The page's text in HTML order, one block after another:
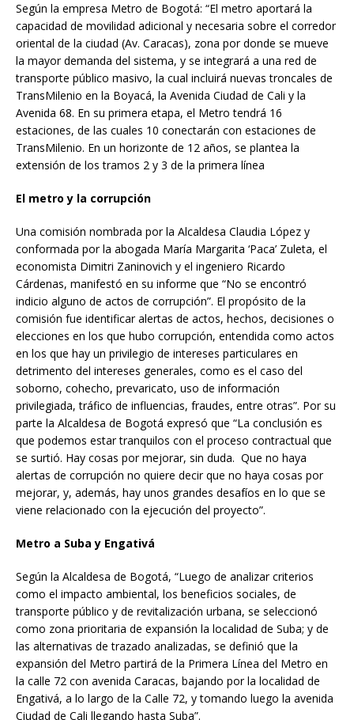
Según la empresa Metro de Bogotá: “El metro aportará la
capacidad de movilidad adicional y necesaria sobre el corredor
oriental de la ciudad (Av. Caracas), zona por donde se mueve
la mayor demanda del sistema, y se integrará a una red de
transporte público masivo, la cual incluirá nuevas troncales de
TransMilenio en la Boyacá, la Avenida Ciudad de Cali y la
Avenida 68. En su primera etapa, el Metro tendrá 16
estaciones, de las cuales 10 conectarán con estaciones de
TransMilenio. En un horizonte de 12 años, se plantea la
extensión de los tramos 2 y 3 de la primera línea
El metro y la corrupción
Una comisión nombrada por la Alcaldesa Claudia López y
conformada por la abogada María Margarita ‘Paca’ Zuleta, el
economista Dimitri Zaninovich y el ingeniero Ricardo
Cárdenas, manifestó en su informe que “No se encontró
indicio alguno de actos de corrupción”. El propósito de la
comisión fue identificar alertas de actos, hechos, decisiones o
elecciones en los que hubo corrupción, entendida como actos
en los que hay un privilegio de intereses particulares en
detrimento del intereses generales, como es el caso del
soborno, cohecho, prevaricato, uso de información
privilegiada, tráfico de influencias, fraudes, entre otras”. Por su
parte la Alcaldesa de Bogotá expresó que “La conclusión es
que podemos estar tranquilos con el proceso contractual que
se surtió. Hay cosas por mejorar, sin duda. Que no haya
alertas de corrupción no quiere decir que no haya cosas por
mejorar, y, además, hay unos grandes desafíos en lo que se
viene relacionado con la ejecución del proyecto”.
Metro a Suba y Engativá
Según la Alcaldesa de Bogotá, “Luego de analizar criterios
como el impacto ambiental, los beneficios sociales, de
transporte público y de revitalización urbana, se seleccionó
como zona prioritaria de expansión la localidad de Suba; y de
las alternativas de trazado analizadas, se definió que la
expansión del Metro partirá de la Primera Línea del Metro en
la calle 72 con avenida Caracas, bajando por la localidad de
Engativá, a lo largo de la Calle 72, y tomando luego la avenida
Ciudad de Cali llegando hasta Suba”.